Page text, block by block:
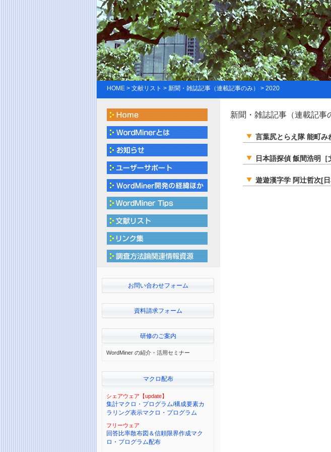
HOME > 文献リスト > 新聞・雑誌記事（連載記事のみ） > 2020
お問い合わせフォーム
資料請求フォーム
研修のご案内
WordMiner の紹介・活用セミナー
マクロ配布
シェアウェア【update】
集計マクロ・プログラム/構成要素カ
ラリング表示マクロ・プログラム
フリーウェア
回答比率散布図＆信頼限界作成マク
ロ・プログラム配布
新聞・雑誌記事（連載記事
言葉尻とらえ隊 能町み
日本語探偵 飯間浩明［
遊遊漢字学 阿辻哲次[